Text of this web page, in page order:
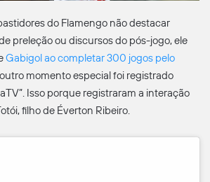
do Flamengo não destacar
preleção ou discursos do pós-jogo, ele
Gabigol ao completar 300 jogos pelo
momento especial foi registrado
Isso porque registraram a interação
filho de Éverton Ribeiro.